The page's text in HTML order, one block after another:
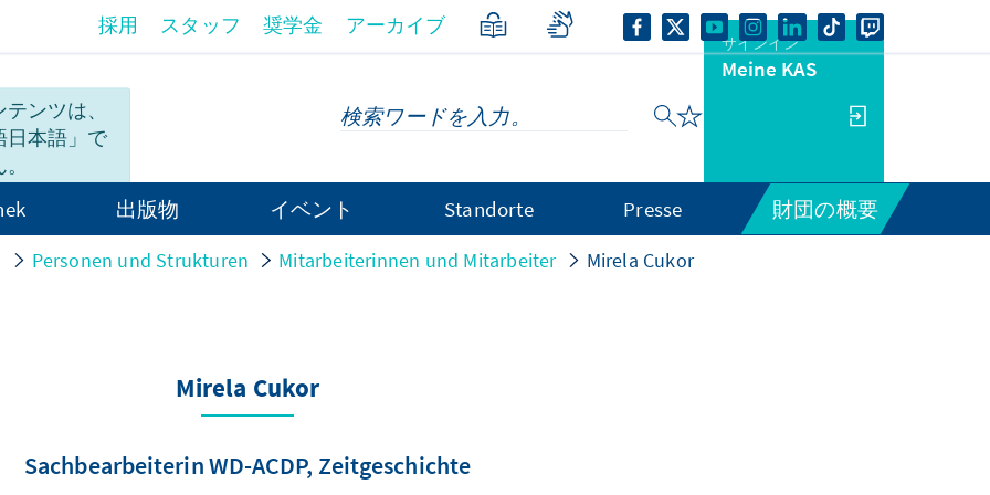
ンツは、
日本語」で
採用 スタッフ 奨学金 アーカイブ
サインイン
Meine KAS
出版物 イベント Standorte Presse 財団の概要
Personen und Strukturen Mitarbeiterinnen und Mitarbeiter Mirela Cukor
Mirela Cukor
Sachbearbeiterin WD-ACDP, Zeitgeschichte